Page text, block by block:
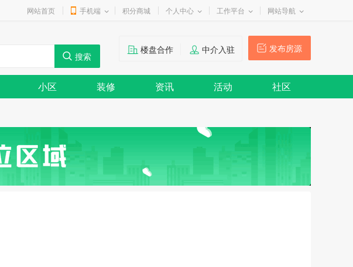
网站首页 手机端 积分商城 个人中心 工作平台 网站导航
发布房源
楼盘合作 中介入驻
小区 装修 资讯 活动 社区